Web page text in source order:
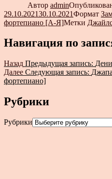
Автор admin
29.10.202130.10.2021Формат
фортепиано [А-Я]Метки
Навигация по
Назад Предыдущая запись:
Далее Следующая запись:
фортепиано]
Рубрики
Рубрики